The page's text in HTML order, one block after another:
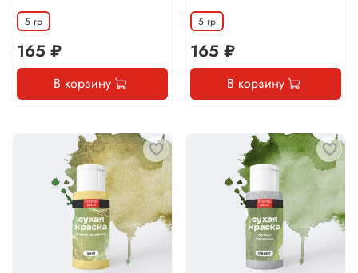
5 гр
165 ₽
В корзину
5 гр
165 ₽
В корзину